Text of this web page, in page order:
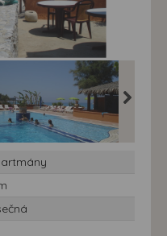
- bazén